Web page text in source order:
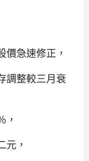
價急速修正，
調整較三月衰
，
，